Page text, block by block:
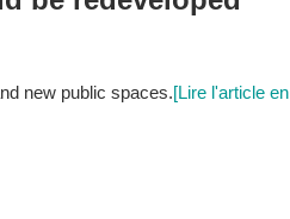
new public spaces.[Lire l'article en